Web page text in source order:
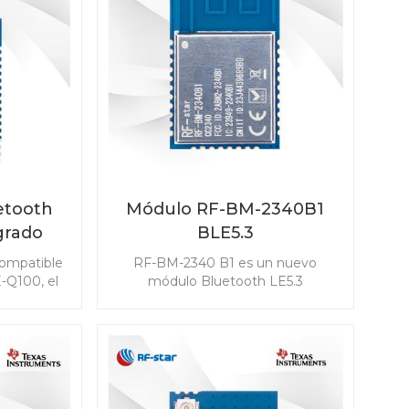
Q100, el
incluido
pasiva
Módulo RF-BM-2340B1
BLE5.3
RF-BM-2340 B1 es un nuevo
módulo Bluetooth LE5.3
aplicación de forma fácil y rápida.
También es compatible con ZigBee
3.0, que hace posible la